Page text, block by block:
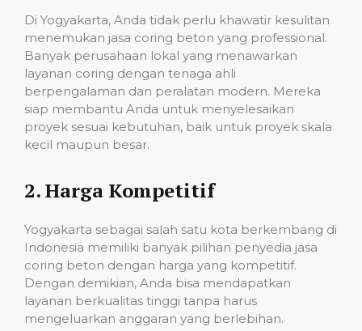
Di Yogyakarta, Anda tidak perlu khawatir kesulitan
menemukan jasa coring beton yang professional.
Banyak perusahaan lokal yang menawarkan
layanan coring dengan tenaga ahli
berpengalaman dan peralatan modern. Mereka
siap membantu Anda untuk menyelesaikan
proyek sesuai kebutuhan, baik untuk proyek skala
kecil maupun besar.
2.Harga Kompetitif
Yogyakarta sebagai salah satu kota berkembang di
Indonesia memiliki banyak pilihan penyedia jasa
coring beton dengan harga yang kompetitif.
Dengan demikian, Anda bisa mendapatkan
layanan berkualitas tinggi tanpa harus
mengeluarkan anggaran yang berlebihan.